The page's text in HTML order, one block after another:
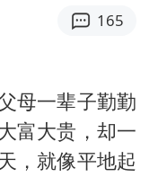
微信又有新功能，你可以“撤回”你的撤回了！
出坠崖1死1伤
上四休三，但降薪1000元，你接受吗？
西湖突现狂风暴雨 游客瞬间被浇透
165
母一辈子勤勤
富大贵，却一
，就像平地起